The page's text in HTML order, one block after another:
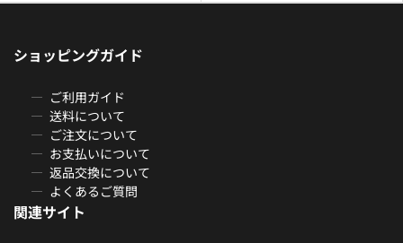
ショッピングガイド
ご利用ガイド
送料について
ご注文について
お支払いについて
返品交換について
よくあるご質問
関連サイト